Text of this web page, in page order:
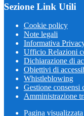
Sezione Link Utili
Cookie policy
Note legali
Informativa
Ufficio Relazioni
Dichiarazione di
Obiettivi di
Whistleblowing
Gestione consensi
Amministrazione
Pagina visualizzata